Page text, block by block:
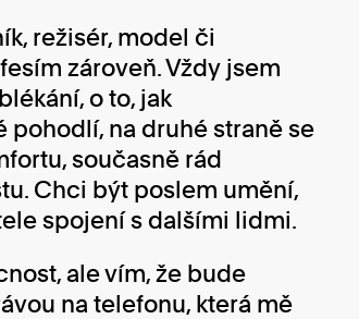
režisér, model či
zároveň. Vždy jsem
o to, jak
na druhé straně se
současně rád
Chci být poslem umění,
spojení s dalšími lidmi.
ale vím, že bude
na telefonu, která mě